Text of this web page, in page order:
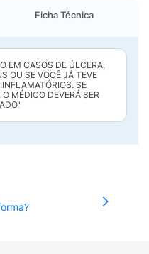
Ficha Técnica
EM CASOS DE ÚLCERA,
OU SE VOCÊ JÁ TEVE
SE
MÉDICO DEVERÁ SER